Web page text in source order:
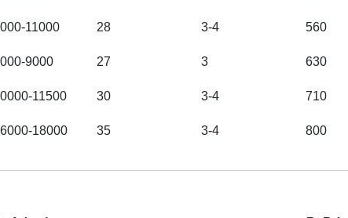
11000 28 3-4 560
9000 27 3 630
11500 30 3-4 710
18000 35 3-4 800